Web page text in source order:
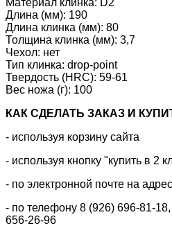
Длина (мм): 190
Длина клинка (мм): 80
Толщина клинка (мм): 3,7
Чехол: нет
Тип клинка: drop-point
Твердость (HRC): 59-61
Вес ножа (г): 100
КАК CДЕЛАТЬ ЗАКАЗ И
- используя корзину сайта
- используя кнопку "купить в 2
- по электронной почте на адрес
- по телефону 8 (926) 696-81-
656-26-96